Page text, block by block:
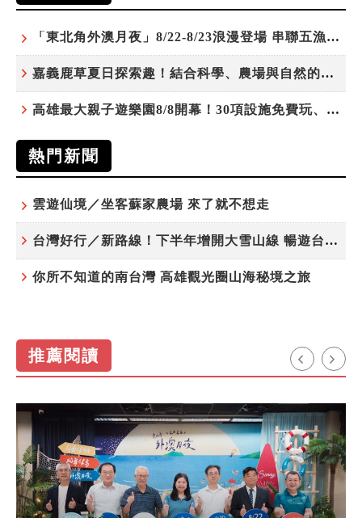
「東北角外澳月夜」8/22-8/23浪漫登場 串聯五漁村、音樂、市集、火舞與慢旅共度夏夜
嘉義鹿草夏日探索趣！結合科學、農場與自然的親子小旅行
高雄最大親子遊樂園8/8開幕！30項設施免費玩、YOYO家族嗨翻暑假
熱門新聞
雲遊仙境／坐客蘇家農場 來了就不想走
台灣好行／新路線！下半年增開大雪山線 暢遊台中更便利
你所不知道的南台灣 高雄觀光圈山海秘境之旅
推薦閱讀